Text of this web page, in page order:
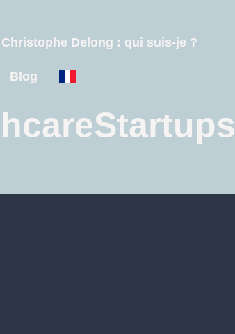
Christophe Delong : qui suis-je ?
Blog